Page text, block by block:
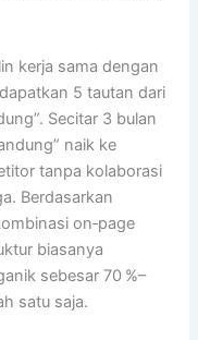
kerja sama dengan
5 tautan dari
Secitar 3 bulan
naik ke
tanpa kolaborasi
Berdasarkan
on‑page
biasanya
sebesar 70 %–
satu saja.